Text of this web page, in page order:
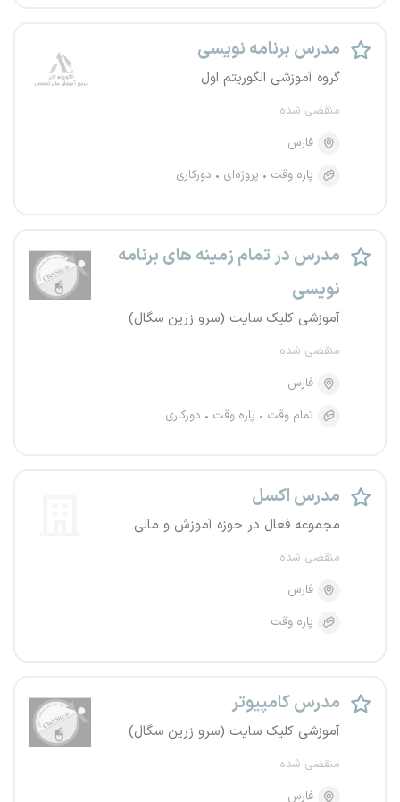
مدرس برنامه نویسی
گروه آموزشی الگوریتم اول
منقضی شده
فارس
پاره وقت
پروژه‌ای دورکاری
مدرس در تمام زمینه های برنامه
نویسی
آموزشی کلیک سایت (سرو زرین سگال)
منقضی شده
فارس
تمام وقت
پاره وقت دورکاری
مدرس اکسل
مجموعه فعال در حوزه آموزش و مالی
منقضی شده
فارس
پاره وقت
مدرس کامپیوتر
آموزشی کلیک سایت (سرو زرین سگال)
منقضی شده
فارس